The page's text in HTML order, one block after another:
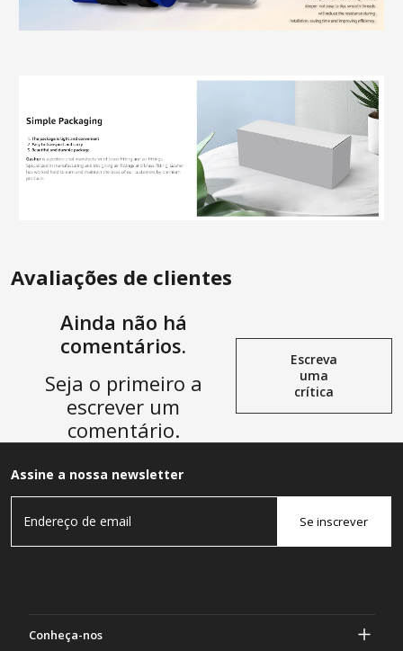
Avaliações de clientes
Ainda não há
comentários.
Seja o primeiro a
escrever um
comentário.
Escreva
uma
crítica
Assine a nossa newsletter
Se inscrever
Conheça-nos